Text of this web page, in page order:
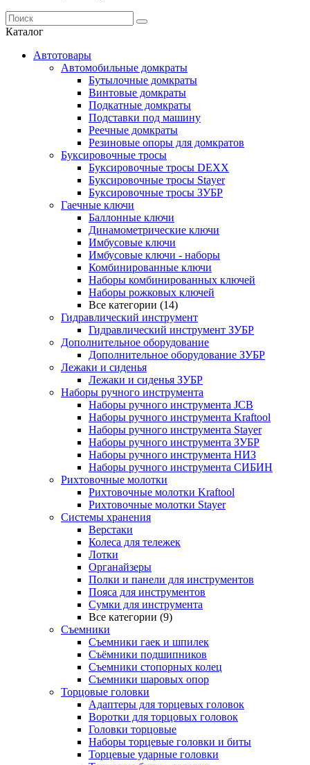
Каталог
Автотовары
Автомобильные домкраты
Бутылочные домкраты
Винтовые домкраты
Подкатные домкраты
Подставки под машину
Реечные домкраты
Резиновые опоры для домкратов
Буксировочные тросы
Буксировочные тросы DEXX
Буксировочные тросы Stayer
Буксировочные тросы ЗУБР
Гаечные ключи
Баллонные ключи
Динамометрические ключи
Имбусовые ключи
Имбусовые ключи - наборы
Комбинированные ключи
Наборы комбинированных ключей
Наборы рожковых ключей
Все категории (14)
Гидравлический инструмент
Гидравлический инструмент ЗУБР
Дополнительное оборудование
Дополнительное оборудование ЗУБР
Лежаки и сиденья
Лежаки и сиденья ЗУБР
Наборы ручного инструмента
Наборы ручного инструмента JCB
Наборы ручного инструмента Kraftool
Наборы ручного инструмента Stayer
Наборы ручного инструмента ЗУБР
Наборы ручного инструмента НИЗ
Наборы ручного инструмента СИБИН
Рихтовочные молотки
Рихтовочные молотки Kraftool
Рихтовочные молотки Stayer
Системы хранения
Верстаки
Колеса для тележек
Лотки
Органайзеры
Полки и панели для инструментов
Пояса для инструментов
Сумки для инструмента
Все категории (9)
Съемники
Съемники гаек и шпилек
Съёмники подшипников
Съемники стопорных колец
Съемники шаровых опор
Торцовые головки
Адаптеры для торцевых головок
Воротки для торцовых головок
Головки торцовые
Наборы торцевые головки и биты
Торцевые ударные головки